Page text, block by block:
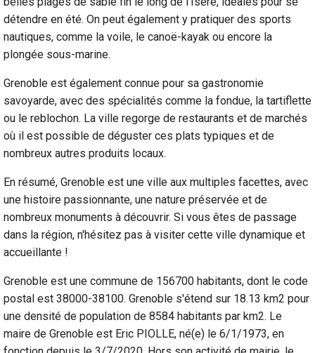
détendre en été. On peut également y pratiquer des sports
nautiques, comme la voile, le canoë-kayak ou encore la
plongée sous-marine.
Grenoble est également connue pour sa gastronomie
savoyarde, avec des spécialités comme la fondue, la tartiflette
ou le reblochon. La ville regorge de restaurants et de marchés
où il est possible de déguster ces plats typiques et de
nombreux autres produits locaux.
En résumé, Grenoble est une ville aux multiples facettes, avec
une histoire passionnante, une nature préservée et de
nombreux monuments à découvrir. Si vous êtes de passage
dans la région, n'hésitez pas à visiter cette ville dynamique et
accueillante !
Grenoble est une commune de 156700 habitants, dont le code
postal est 38000-38100. Grenoble s'étend sur 18.13 km2 pour
une densité de population de 8584 habitants par km2. Le
maire de Grenoble est Eric PIOLLE, né(e) le 6/1/1973, en